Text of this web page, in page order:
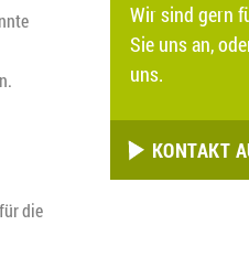
die
Wir sind gern
Sie uns an,
uns.
KONTAKT